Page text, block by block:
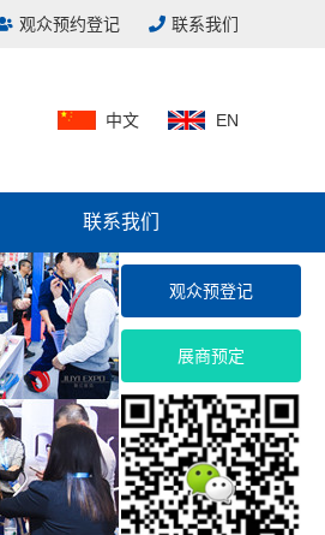
观众预约登记 联系我们
中文 EN
联系我们
观众预登记
展商预定